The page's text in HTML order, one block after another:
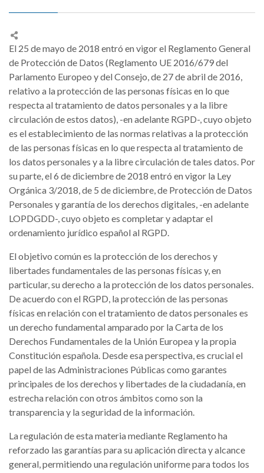
El 25 de mayo de 2018 entró en vigor el Reglamento General
de Protección de Datos (Reglamento UE 2016/679 del
Parlamento Europeo y del Consejo, de 27 de abril de 2016,
relativo a la protección de las personas físicas en lo que
respecta al tratamiento de datos personales y a la libre
circulación de estos datos), -en adelante RGPD-, cuyo objeto
es el establecimiento de las normas relativas a la protección
de las personas físicas en lo que respecta al tratamiento de
los datos personales y a la libre circulación de tales datos. Por
su parte, el 6 de diciembre de 2018 entró en vigor la Ley
Orgánica 3/2018, de 5 de diciembre, de Protección de Datos
Personales y garantía de los derechos digitales, -en adelante
LOPDGDD-, cuyo objeto es completar y adaptar el
ordenamiento jurídico español al RGPD.
El objetivo común es la protección de los derechos y
libertades fundamentales de las personas físicas y, en
particular, su derecho a la protección de los datos personales.
De acuerdo con el RGPD, la protección de las personas
físicas en relación con el tratamiento de datos personales es
un derecho fundamental amparado por la Carta de los
Derechos Fundamentales de la Unión Europea y la propia
Constitución española. Desde esa perspectiva, es crucial el
papel de las Administraciones Públicas como garantes
principales de los derechos y libertades de la ciudadanía, en
estrecha relación con otros ámbitos como son la
transparencia y la seguridad de la información.
La regulación de esta materia mediante Reglamento ha
reforzado las garantías para su aplicación directa y alcance
general, permitiendo una regulación uniforme para todos los